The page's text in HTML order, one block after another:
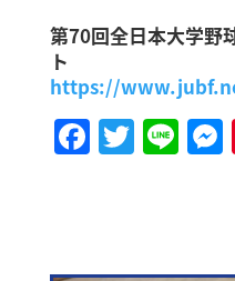
第70回全日本大学野
ト
https://